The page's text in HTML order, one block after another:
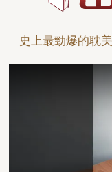
史上最勁爆的耽